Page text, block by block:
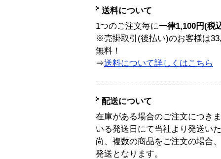
送料について
1つのご注文毎に一律1,100円(税
※売掛取引(後払い)のお客様は
無料！
⇒送料について詳しくはこちら
配送について
在庫がある場合のご注文につき
いる発送日にて当社より発送い
尚、複数の商品をご注文の場合
発送となります。